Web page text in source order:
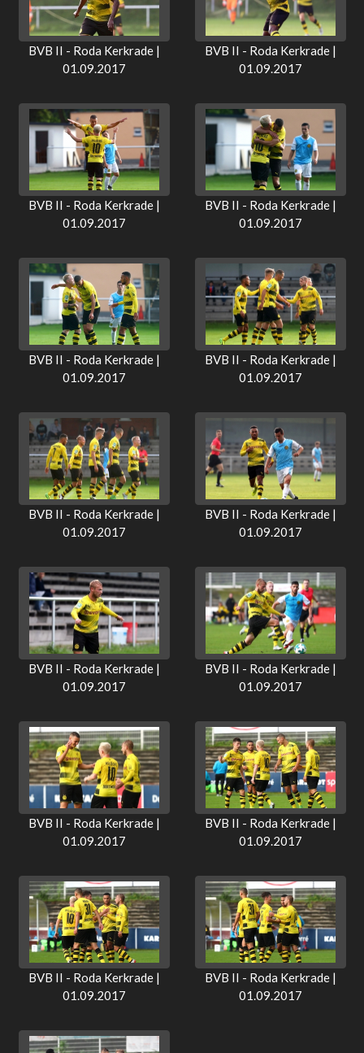
BVB II - Roda Kerkrade |
01.09.2017
BVB II - Roda Kerkrade |
01.09.2017
BVB II - Roda Kerkrade |
01.09.2017
BVB II - Roda Kerkrade |
01.09.2017
BVB II - Roda Kerkrade |
01.09.2017
BVB II - Roda Kerkrade |
01.09.2017
BVB II - Roda Kerkrade |
01.09.2017
BVB II - Roda Kerkrade |
01.09.2017
BVB II - Roda Kerkrade |
01.09.2017
BVB II - Roda Kerkrade |
01.09.2017
BVB II - Roda Kerkrade |
01.09.2017
BVB II - Roda Kerkrade |
01.09.2017
BVB II - Roda Kerkrade |
01.09.2017
BVB II - Roda Kerkrade |
01.09.2017